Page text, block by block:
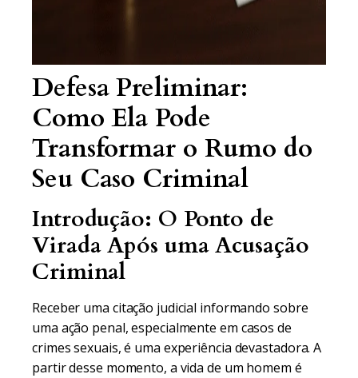
Defesa Preliminar:
Como Ela Pode
Transformar o Rumo do
Seu Caso Criminal
Introdução: O Ponto de
Virada Após uma Acusação
Criminal
Receber uma citação judicial informando sobre
uma ação penal, especialmente em casos de
crimes sexuais, é uma experiência devastadora. A
partir desse momento, a vida de um homem é